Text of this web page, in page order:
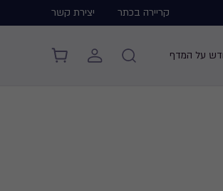
קריירה בכתר
יצירת קשר
על המדף